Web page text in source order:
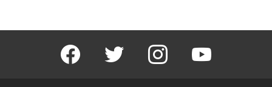
facebook twitter instagram